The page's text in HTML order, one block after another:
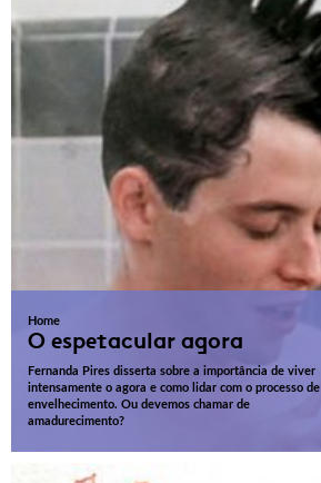
Home
O espetacular agora
Fernanda Pires disserta sobre a importância de viver
intensamente o agora e como lidar com o processo de
envelhecimento. Ou devemos chamar de
amadurecimento?